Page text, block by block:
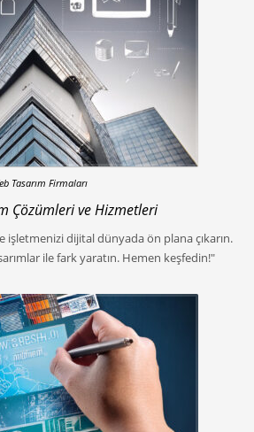
Tasarım Firmaları
Çözümleri ve Hizmetleri
işletmenizi dijital dünyada ön plana çıkarın.
ile fark yaratın. Hemen keşfedin!"